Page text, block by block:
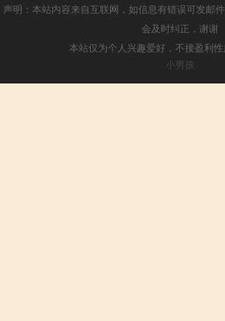
声明：本站内容来自互联网，如信息有错误可发邮
会及时纠正，谢谢
本站仅为个人兴趣爱好，不接盈利
小男孩